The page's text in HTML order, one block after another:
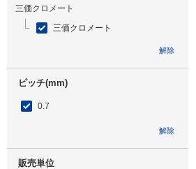
三価クロメート
三価クロメート
解除
ピッチ(mm)
0.7
解除
販売単位